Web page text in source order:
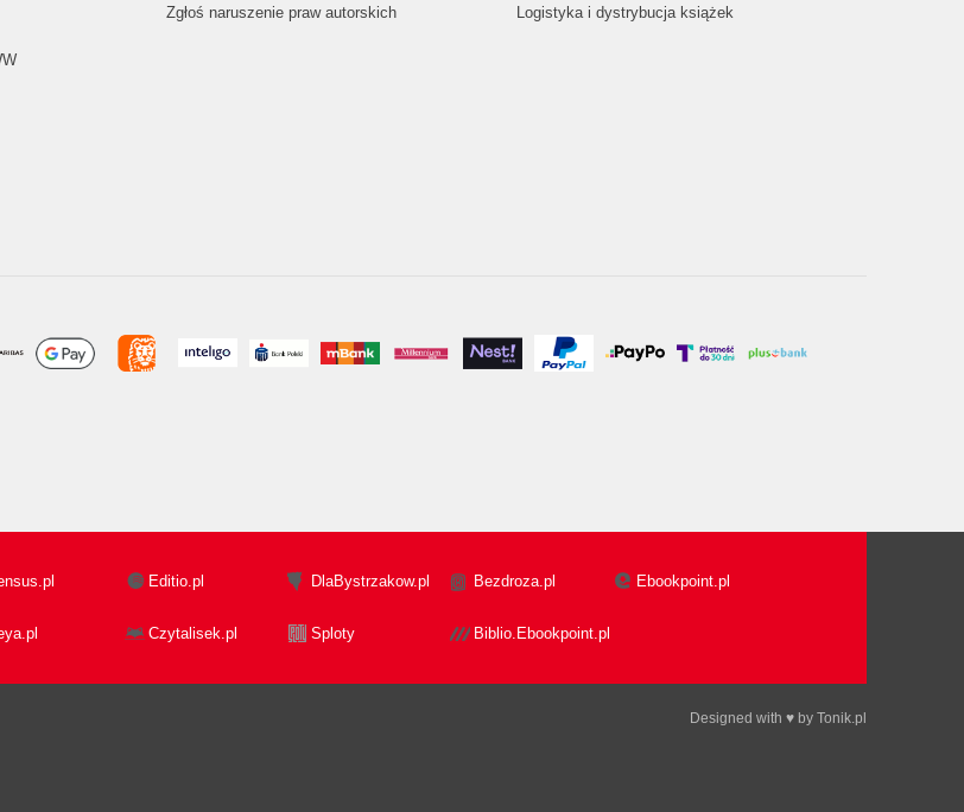
Zgłoś naruszenie praw autorskich
Logistyka i dystrybucja książek
Editio.pl DlaBystrzakow.pl Bezdroza.pl Ebookpoint.pl
Czytalisek.pl Sploty Biblio.Ebookpoint.pl
Designed with ♥ by Tonik.pl